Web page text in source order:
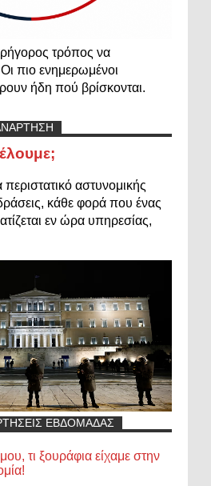
τρόπος να
πιο ενημερωμένοι
ήδη πού βρίσκονται.
αστυνομικής
κάθε φορά που ένας
εν ώρα υπηρεσίας,
ΕΒΔΟΜΑΔΑΣ
τι ξουράφια είχαμε στην